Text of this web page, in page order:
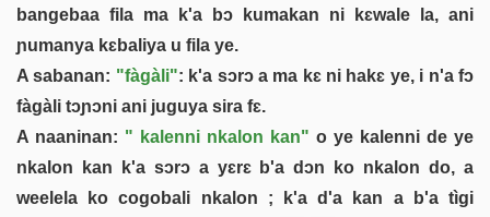
bangebaa fila ma k'a bɔ kumakan ni kɛwale la, ani
ɲumanya kɛbaliya u fila ye.
A sabanan: "fàgàli": k'a sɔrɔ a ma kɛ ni hakɛ ye, i n'a fɔ
fàgàli tɔɲɔni ani juguya sira fɛ.
A naaninan: " kalenni nkalon kan" o ye kalenni de ye
nkalon kan k'a sɔrɔ a yɛrɛ b'a dɔn ko nkalon do, a
weelela ko cogobali nkalon ; k'a d'a kan a b'a tìgi